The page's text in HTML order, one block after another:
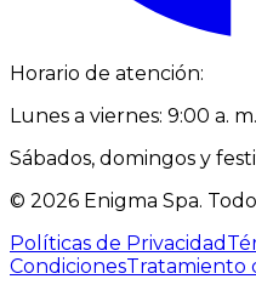
Horario de atención:
Lunes a viernes: 9:00 a.
Sábados, domingos y
© 2026 Enigma Spa.
Políticas de Privacidad
CondicionesTratamiento